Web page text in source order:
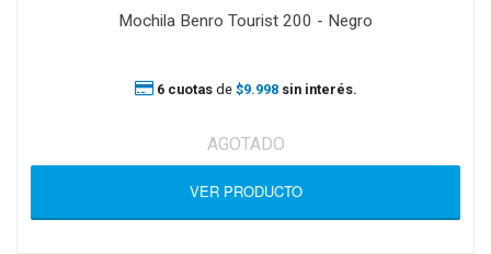
Mochila Benro Tourist 200 - Negro
6 cuotasde $9.998 sin interés.
AGOTADO
VER PRODUCTO